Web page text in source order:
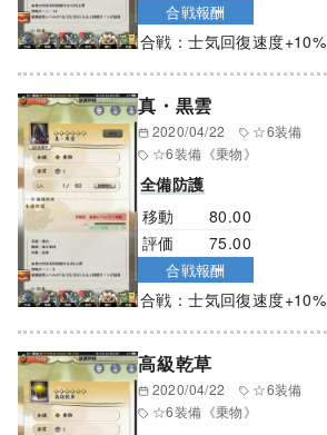
合戦報酬
合戦：士気回復速度+10%
真・黒雲
2020/04/22
☆6装備
☆6装備 《乗物》
全備防護
移動
80.00
評価
75.00
合戦報酬
合戦：士気回復速度+10%
高級乾草
2020/04/22
☆6装備
☆6装備 《乗物》